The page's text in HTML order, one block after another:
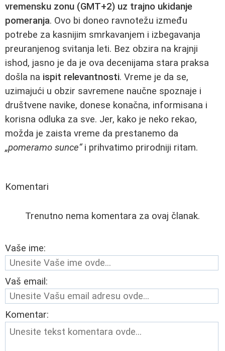
vremensku zonu (GMT+2) uz trajno ukidanje
pomeranja. Ovo bi doneo ravnotežu između
potrebe za kasnijim smrkavanjem i izbegavanja
preuranjenog svitanja leti. Bez obzira na krajnji
ishod, jasno je da je ova decenijama stara praksa
došla na ispit relevantnosti. Vreme je da se,
uzimajući u obzir savremene naučne spoznaje i
društvene navike, donese konačna, informisana i
korisna odluka za sve. Jer, kako je neko rekao,
možda je zaista vreme da prestanemo da
„pomeramo sunce“i prihvatimo prirodniji ritam.
Komentari
Trenutno nema komentara za ovaj članak.
Vaše ime:
Vaš email:
Komentar: